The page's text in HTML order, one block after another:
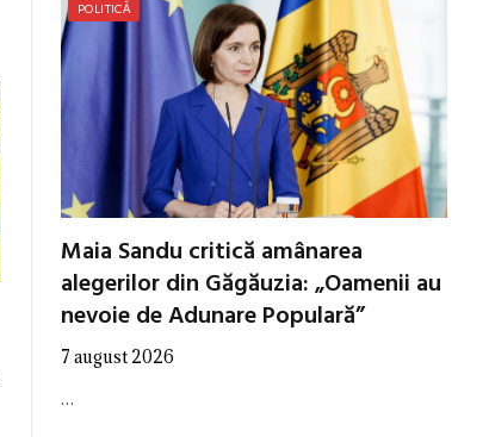
POLITICĂ
Maia Sandu critică amânarea
alegerilor din Găgăuzia: „Oamenii au
nevoie de Adunare Populară”
7 august 2026
…